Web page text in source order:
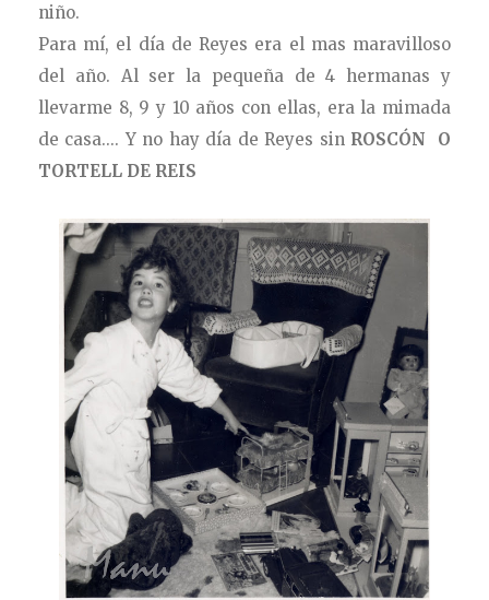
niño.
Para mí, el día de Reyes era el mas maravilloso
del año. Al ser la pequeña de 4 hermanas y
llevarme 8, 9 y 10 años con ellas, era la mimada
de casa.... Y no hay día de Reyes sin ROSCÓN O
TORTELL DE REIS